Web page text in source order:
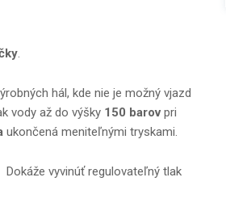
.
hál, kde nie je možný vjazd
vody až do výšky 150 barovpri
ukončená meniteľnými tryskami.
Dokáže vyvinúť regulovateľný tlak